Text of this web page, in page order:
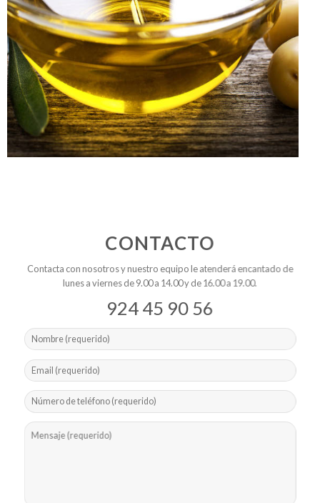
CONTACTO
Contacta con nosotros y nuestro equipo le atenderá encantado de
lunes a viernes de 9.00 a 14.00 y de 16.00 a 19.00.
924 45 90 56